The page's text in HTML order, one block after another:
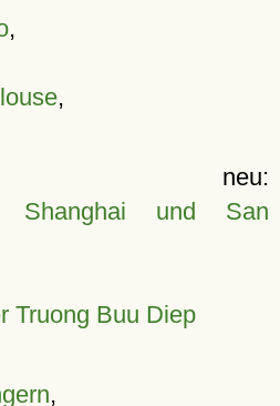
,
,
Shanghai und San
Truong Buu Diep
,